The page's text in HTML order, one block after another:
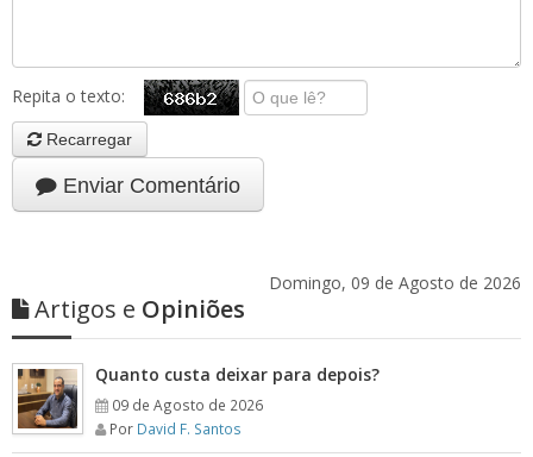
Repita o texto:
Recarregar
Enviar Comentário
Domingo, 09 de Agosto de 2026
Artigos e Opiniões
Quanto custa deixar para depois?
09 de Agosto de 2026
Por David F. Santos